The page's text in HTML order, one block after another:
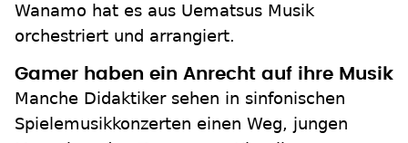
Wanamo hat es aus Uematsus Musik
orchestriert und arrangiert.
Gamer haben ein Anrecht auf ihre Musik
Manche Didaktiker sehen in sinfonischen
Spielemusikkonzerten einen Weg, jungen